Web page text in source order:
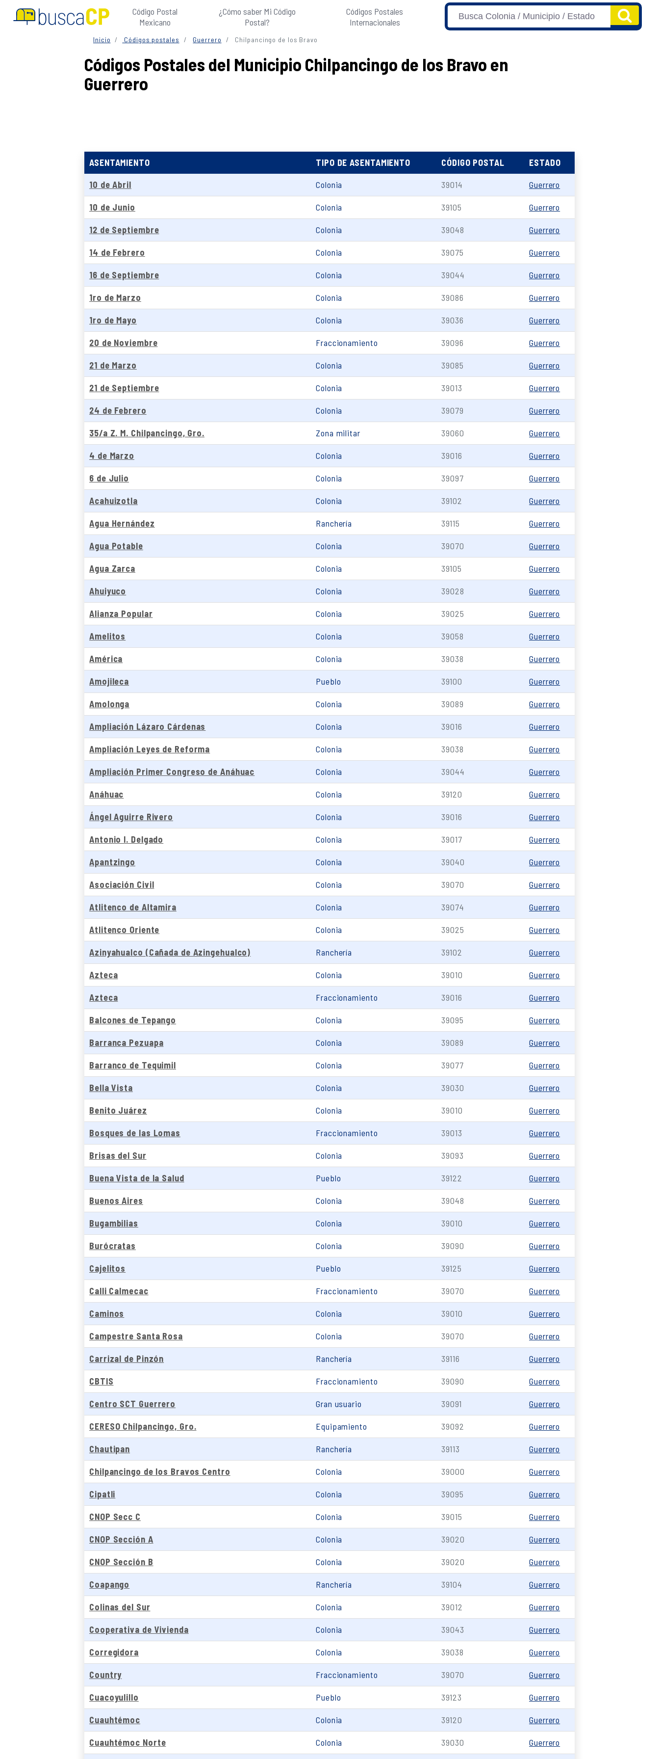
Código Postal
Mexicano
¿Cómo saber Mi Código
Postal?
Códigos Postales
Internacionales
Inicio Códigos postales Guerrero Chilpancingo de los Bravo
Códigos Postales del Municipio Chilpancingo de los Bravo en
Guerrero
ASENTAMIENTO TIPO DE ASENTAMIENTO CÓDIGO POSTAL ESTADO
10 de Abril Colonia 39014 Guerrero
10 de Junio Colonia 39105 Guerrero
12 de Septiembre Colonia 39048 Guerrero
14 de Febrero Colonia 39075 Guerrero
16 de Septiembre Colonia 39044 Guerrero
1ro de Marzo Colonia 39086 Guerrero
1ro de Mayo Colonia 39036 Guerrero
20 de Noviembre Fraccionamiento 39096 Guerrero
21 de Marzo Colonia 39085 Guerrero
21 de Septiembre Colonia 39013 Guerrero
24 de Febrero Colonia 39079 Guerrero
35/a Z. M. Chilpancingo, Gro. Zona militar 39060 Guerrero
4 de Marzo Colonia 39016 Guerrero
6 de Julio Colonia 39097 Guerrero
Acahuizotla Colonia 39102 Guerrero
Agua Hernández Ranchería 39115 Guerrero
Agua Potable Colonia 39070 Guerrero
Agua Zarca Colonia 39105 Guerrero
Ahuiyuco Colonia 39028 Guerrero
Alianza Popular Colonia 39025 Guerrero
Amelitos Colonia 39058 Guerrero
América Colonia 39038 Guerrero
Amojileca Pueblo 39100 Guerrero
Amolonga Colonia 39089 Guerrero
Ampliación Lázaro Cárdenas Colonia 39016 Guerrero
Ampliación Leyes de Reforma Colonia 39038 Guerrero
Ampliación Primer Congreso de Anáhuac Colonia 39044 Guerrero
Anáhuac Colonia 39120 Guerrero
Ángel Aguirre Rivero Colonia 39016 Guerrero
Antonio I. Delgado Colonia 39017 Guerrero
Apantzingo Colonia 39040 Guerrero
Asociación Civil Colonia 39070 Guerrero
Atlitenco de Altamira Colonia 39074 Guerrero
Atlitenco Oriente Colonia 39025 Guerrero
Azinyahualco (Cañada de Azingehualco) Ranchería 39102 Guerrero
Azteca Colonia 39010 Guerrero
Azteca Fraccionamiento 39016 Guerrero
Balcones de Tepango Colonia 39095 Guerrero
Barranca Pezuapa Colonia 39089 Guerrero
Barranco de Tequimil Colonia 39077 Guerrero
Bella Vista Colonia 39030 Guerrero
Benito Juárez Colonia 39010 Guerrero
Bosques de las Lomas Fraccionamiento 39013 Guerrero
Brisas del Sur Colonia 39093 Guerrero
Buena Vista de la Salud Pueblo 39122 Guerrero
Buenos Aires Colonia 39048 Guerrero
Bugambilias Colonia 39010 Guerrero
Burócratas Colonia 39090 Guerrero
Cajelitos Pueblo 39125 Guerrero
Calli Calmecac Fraccionamiento 39070 Guerrero
Caminos Colonia 39010 Guerrero
Campestre Santa Rosa Colonia 39070 Guerrero
Carrizal de Pinzón Ranchería 39116 Guerrero
CBTIS Fraccionamiento 39090 Guerrero
Centro SCT Guerrero Gran usuario 39091 Guerrero
CERESO Chilpancingo, Gro. Equipamiento 39092 Guerrero
Chautipan Ranchería 39113 Guerrero
Chilpancingo de los Bravos Centro Colonia 39000 Guerrero
Cipatli Colonia 39095 Guerrero
CNOP Secc C Colonia 39015 Guerrero
CNOP Sección A Colonia 39020 Guerrero
CNOP Sección B Colonia 39020 Guerrero
Coapango Ranchería 39104 Guerrero
Colinas del Sur Colonia 39012 Guerrero
Cooperativa de Vivienda Colonia 39043 Guerrero
Corregidora Colonia 39038 Guerrero
Country Fraccionamiento 39070 Guerrero
Cuacoyulillo Pueblo 39123 Guerrero
Cuauhtémoc Colonia 39120 Guerrero
Cuauhtémoc Norte Colonia 39030 Guerrero